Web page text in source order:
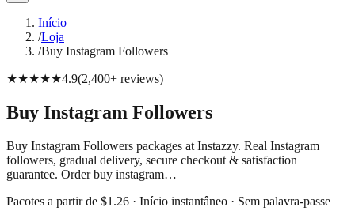
Início
/Loja
/Buy Instagram Followers
★★★★★4.9(2,400+ reviews)
Buy Instagram Followers
Buy Instagram Followers packages at Instazzy. Real Instagram
followers, gradual delivery, secure checkout & satisfaction
guarantee. Order buy instagram…
Pacotes a partir de $1.26 · Início instantâneo · Sem palavra-passe